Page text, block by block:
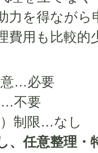
力を得ながら
費用も比較的
…必要
…不要
制限…なし
、任意整理